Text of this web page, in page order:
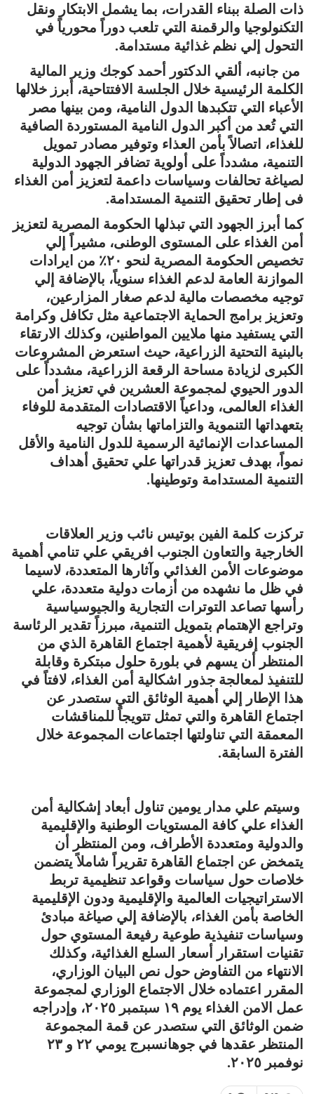
ذات الصلة ببناء القدرات، بما يشمل الابتكار ونقل
التكنولوجيا والرقمنة التي تلعب دوراً محورياً في
التحول إلي نظم غذائية مستدامة.
من جانبه، ألقي الدكتور أحمد كوجك وزير المالية
الكلمة الرئيسية خلال الجلسة الافتتاحية، أبرز خلالها
الأعباء التي تتكبدها الدول النامية، ومن بينها مصر
التي تُعد من أكبر الدول النامية المستوردة الصافية
للغذاء، اتصالاً بأمن العذاء وتوفير مصادر تمويل
التنمية، مشدداً على أولوية تضافر الجهود الدولية
لصياغة تحالفات وسياسات داعمة لتعزيز أمن الغذاء
فى إطار تحقيق التنمية المستدامة.
كما أبرز الجهود التي تبذلها الحكومة المصرية لتعزيز
أمن الغذاء على المستوى الوطنى، مشيراً إلي
تخصيص الحكومة المصرية لنحو ٢٠٪؜ من ايرادات
الموازنة العامة لدعم الغذاء سنوياً، بالإضافة إلي
توجيه مخصصات مالية لدعم صغار المزارعين،
وتعزيز برامج الحماية الاجتماعية مثل تكافل وكرامة
التي يستفيد منها ملايين المواطنين، وكذلك الارتقاء
بالبنية التحتية الزراعية، حيث استعرض المشروعات
الكبرى لزيادة مساحة الرقعة الزراعية، مشدداً على
الدور الحيوي لمجموعة العشرين في تعزيز أمن
الغذاء العالمى، وداعياً الاقتصادات المتقدمة للوفاء
بتعهداتها التنموية والتزاماتها بشأن توجيه
المساعدات الإنمائية الرسمية للدول النامية والأقل
نمواً، بهدف تعزيز قدراتها علي تحقيق أهداف
التنمية المستدامة وتوطينها.
تركزت كلمة الفين بوتيس نائب وزير العلاقات
الخارجية والتعاون الجنوب افريقي علي تنامي أهمية
موضوعات الأمن الغذائي وآثارها المتعددة، لاسيما
في ظل ما نشهده من أزمات دولية متعددة، علي
رأسها تصاعد التوترات التجارية والجيوسياسية
وتراجع الإهتمام بتمويل التنمية، مبرزاً تقدير الرئاسة
الجنوب إفريقية لأهمية اجتماع القاهرة الذي من
المنتظر أن يسهم في بلورة حلول مبتكرة وقابلة
للتنفيذ لمعالجة جذور اشكالية أمن الغذاء، لافتاً في
هذا الإطار إلي أهمية الوثائق التي ستصدر عن
اجتماع القاهرة والتي تمثل تتويجاً للمناقشات
المعمقة التي تناولتها اجتماعات المجموعة خلال
الفترة السابقة.
وسيتم علي مدار يومين تناول أبعاد إشكالية أمن
الغذاء علي كافة المستويات الوطنية والإقليمية
والدولية ومتعددة الأطراف، ومن المنتظر أن
يتمخض عن اجتماع القاهرة تقريراً شاملاً يتضمن
خلاصات حول سياسات وقواعد تنظيمية تربط
الاستراتيجيات العالمية والإقليمية ودون الإقليمية
الخاصة بأمن الغذاء، بالإضافة إلي صياغة مبادئ
وسياسات تنفيذية طوعية رفيعة المستوي حول
تقنيات استقرار أسعار السلع الغذائية، وكذلك
الانتهاء من التفاوض حول نص البيان الوزاري،
المقرر اعتماده خلال الاجتماع الوزاري لمجموعة
عمل الامن الغذاء يوم ١٩ سبتمبر ٢٠٢٥، وإدراجه
ضمن الوثائق التي ستصدر عن قمة المجموعة
المنتظر عقدها في جوهانسبرج يومي ٢٢ و ٢٣
نوفمبر ٢٠٢٥.